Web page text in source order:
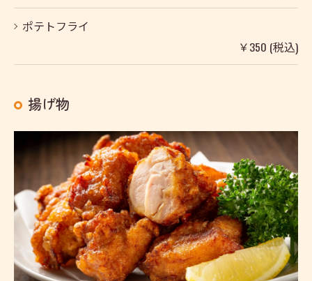
ポテトフライ
￥350 (税込)
揚げ物